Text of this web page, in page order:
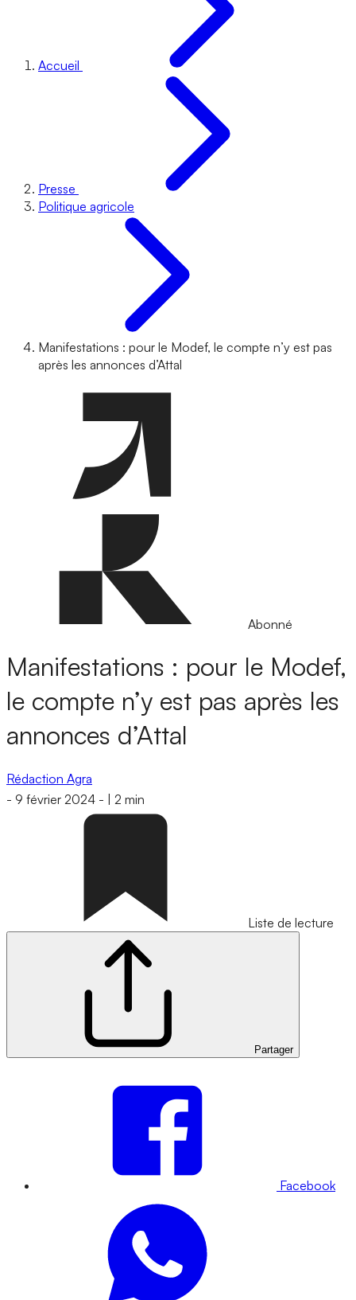
Accueil
Presse
Politique agricole
Manifestations : pour le Modef, le compte n’y est pas
après les annonces d’Attal
Abonné
Manifestations : pour le Modef,
le compte n’y est pas après les
annonces d’Attal
Rédaction Agra
- 9 février 2024 - 2 min
Liste de lecture
Partager
Facebook